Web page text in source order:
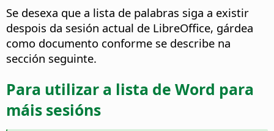
Se desexa que a lista de palabras siga a existir
despois da sesión actual de LibreOffice, gárdea
como documento conforme se describe na
sección seguinte.
Para utilizar a lista de Word para
máis sesións